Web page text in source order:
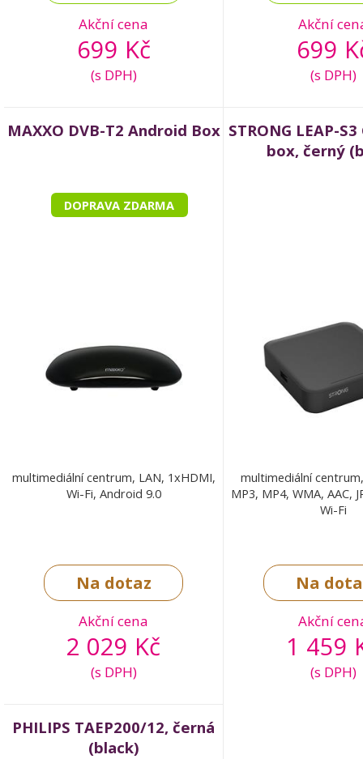
Akční cena
699 Kč
(s DPH)
Akční
699
(s DPH)
MAXXO DVB-T2 Android Box
DOPRAVA ZDARMA
multimediální centrum, LAN, 1xHDMI,
Wi-Fi, Android 9.0
Na dotaz
Akční cena
2 029 Kč
(s DPH)
STRONG LEAP-
box, černý
multimediální
MP3, MP4, WMA, AAC,
Wi-Fi
Na
Akční
1 459
(s DPH)
PHILIPS TAEP200/12, černá
(black)